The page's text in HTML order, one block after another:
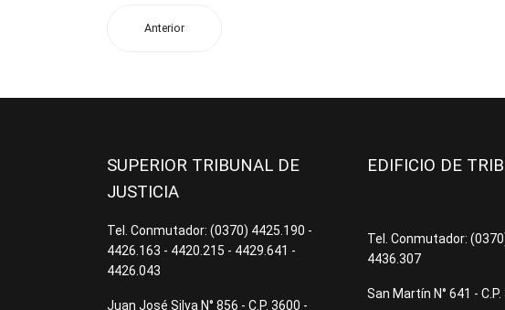
Anterior
SUPERIOR TRIBUNAL DE
JUSTICIA
Tel. Conmutador: (0370) 4425.190 -
4426.163 - 4420.215 - 4429.641 -
4426.043
Juan José Silva N° 856 - C.P. 3600 -
EDIFICIO DE
Tel. Conmutador:
4436.307
San Martín N° 641 -